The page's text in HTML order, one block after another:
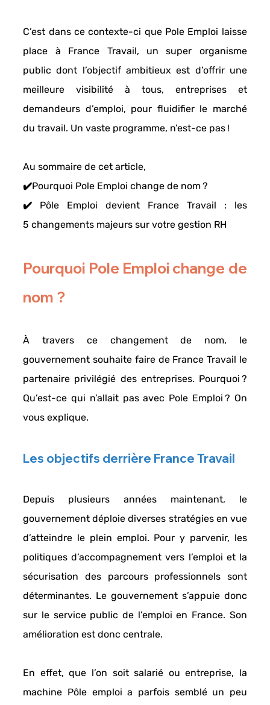
C’est dans ce contexte-ci que Pole Emploi laisse
place à France Travail, un super organisme
public dont l’objectif ambitieux est d’offrir une
meilleure visibilité à tous, entreprises et
demandeurs d’emploi, pour fluidifier le marché
du travail. Un vaste programme, n’est-ce pas !
Au sommaire de cet article,
✔️Pourquoi Pole Emploi change de nom ?
✔️ Pôle Emploi devient France Travail : les
5 changements majeurs sur votre gestion RH
Pourquoi Pole Emploi change de
nom ?
À travers ce changement de nom, le
gouvernement souhaite faire de France Travail le
partenaire privilégié des entreprises. Pourquoi ?
Qu’est-ce qui n’allait pas avec Pole Emploi ? On
vous explique.
Les objectifs derrière France Travail
Depuis plusieurs années maintenant, le
gouvernement déploie diverses stratégies en vue
d’atteindre le plein emploi. Pour y parvenir, les
politiques d’accompagnement vers l’emploi et la
sécurisation des parcours professionnels sont
déterminantes. Le gouvernement s’appuie donc
sur le service public de l’emploi en France. Son
amélioration est donc centrale.
En effet, que l’on soit salarié ou entreprise, la
machine Pôle emploi a parfois semblé un peu